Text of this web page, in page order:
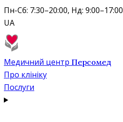
Пн-Сб: 7:30–20:00, Нд: 9:00–17:00
UA
Медичний центр Персомед
Про клініку
Послуги